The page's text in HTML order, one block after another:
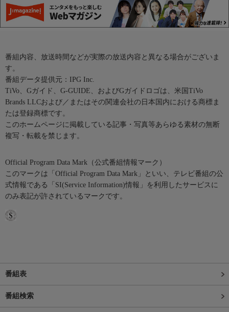
番組内容、放送時間などが実際の放送内容と異なる場合がございま
す。
番組データ提供元：IPG Inc.
TiVo、Gガイド、G-GUIDE、およびGガイドロゴは、米国TiVo
Brands LLCおよび／またはその関連会社の日本国内における商標ま
たは登録商標です。
このホームページに掲載している記事・写真等あらゆる素材の無断
複写・転載を禁じます。
Official Program Data Mark（公式番組情報マーク）
このマークは「Official Program Data Mark」といい、テレビ番組の公
式情報である「SI(Service Information)情報」を利用したサービスに
のみ表記が許されているマークです。
番組表
番組検索